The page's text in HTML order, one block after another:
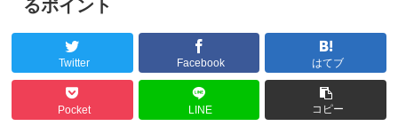
るポイント
Twitter Facebook はてブ
Pocket LINE コピー